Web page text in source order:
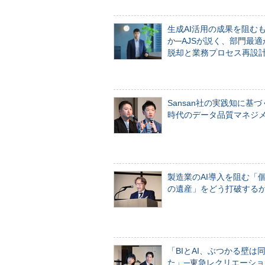
生成AI活用の成果を阻む
か─AJSが説く、部門最適
脱却と業務プロセス再設
Sansan社の実践知に基づ
時代のデータ品質マネジ
製造業のAI導入を阻む「
の遺産」をどう打破する
「BIとAI、ぶつかる壁は
た」─東急レクリエーシ